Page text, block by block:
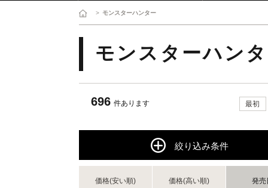
> モンスターハンター
モンスターハン
696 件あります 最初
絞り込み条件
価格(安い順) 価格(高い順) 発売